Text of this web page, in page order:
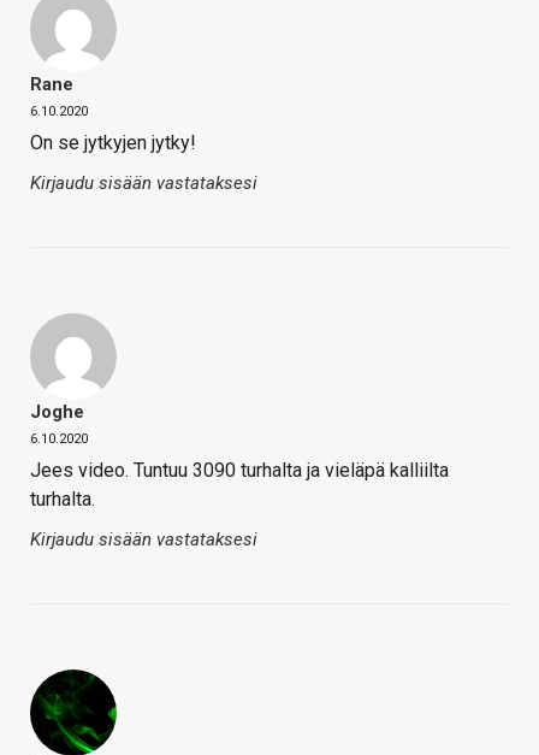
Rane
6.10.2020
On se jytkyjen jytky!
Kirjaudu sisään vastataksesi
Joghe
6.10.2020
Jees video. Tuntuu 3090 turhalta ja vieläpä kalliilta
turhalta.
Kirjaudu sisään vastataksesi